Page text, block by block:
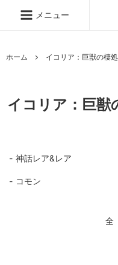
メニュー
ホーム イコリア：巨獣の棲
イコリア：巨獣
神話レア&レア
コモン
全